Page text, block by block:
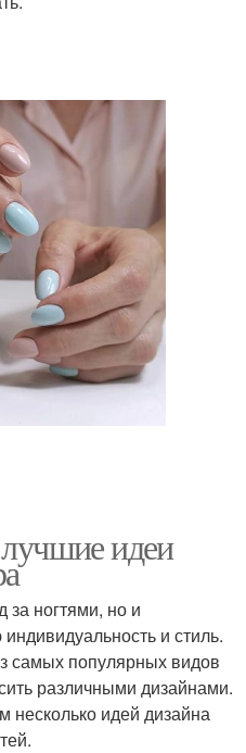
идеи
за ногтями, но и
и стиль.
самых популярных видов
различными дизайнами.
несколько идей дизайна